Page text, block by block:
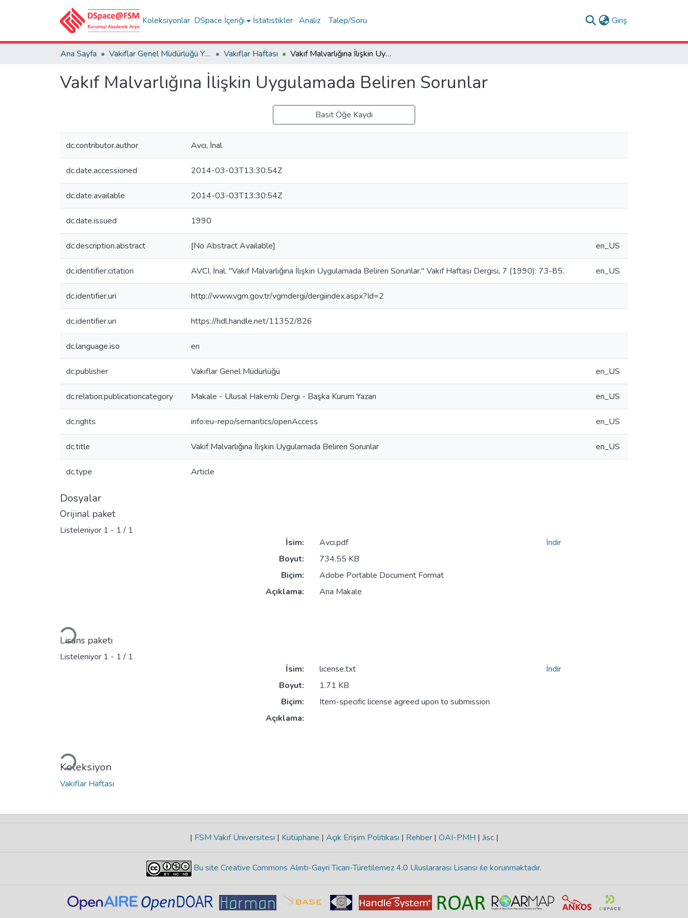
Koleksiyonlar DSpace İçeriği İstatistikler Analiz Talep/Soru Giriş
Ana Sayfa Vakıflar Genel Müdürlüğü Yayınları Vakıflar Haftası Vakıf Malvarlığına İlişkin Uygulamada Beliren Sorunlar
Vakıf Malvarlığına İlişkin Uygulamada Beliren Sorunlar
Basit Öğe Kaydı
dc.contributor.author Avcı, İnal
dc.date.accessioned 2014-03-03T13:30:54Z
dc.date.available 2014-03-03T13:30:54Z
dc.date.issued 1990
dc.description.abstract [No Abstract Available] en_US
dc.identifier.citation AVCI, İnal. "Vakıf Malvarlığına İlişkin Uygulamada Beliren Sorunlar." Vakıf Haftası Dergisi, 7 (1990): 73-85. en_US
dc.identifier.uri http://www.vgm.gov.tr/vgmdergi/dergiindex.aspx?Id=2
dc.identifier.uri https://hdl.handle.net/11352/826
dc.language.iso en
dc.publisher Vakıflar Genel Müdürlüğü en_US
dc.relation.publicationcategory Makale - Ulusal Hakemli Dergi - Başka Kurum Yazarı en_US
dc.rights info:eu-repo/semantics/openAccess en_US
dc.title Vakıf Malvarlığına İlişkin Uygulamada Beliren Sorunlar en_US
dc.type Article
Dosyalar
Orijinal paket
Listeleniyor 1 - 1 / 1
Yükleniyor...
İsim:
Avcı.pdf
Boyut:
734.55 KB
Biçim:
Adobe Portable Document Format
Açıklama:
Ana Makale
İndir
Lisans paketi
Listeleniyor 1 - 1 / 1
Yükleniyor...
İsim:
license.txt
Boyut:
1.71 KB
Biçim:
Item-specific license agreed upon to submission
Açıklama:
İndir
Koleksiyon
Vakıflar Haftası
| FSM Vakıf Üniversitesi | Kütüphane | Açık Erişim Politikası | Rehber | OAI-PMH | Jisc |
Bu site Creative Commons Alıntı-Gayri Ticari-Türetilemez 4.0 Uluslararası Lisansı ile korunmaktadır.